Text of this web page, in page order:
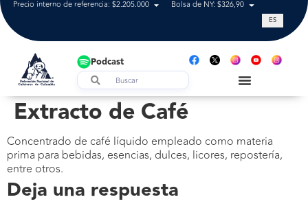
Precio interno de referencia: $2.205.000 Bolsa de NY: $326,90 Tasa de
ES
Podcast
Extracto de Café
Concentrado de café líquido empleado como materia
prima para bebidas, esencias, dulces, licores, repostería,
entre otros.
Deja una respuesta